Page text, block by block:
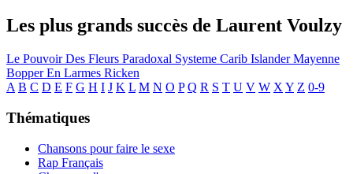
Les plus grands succès de Laurent Voulzy
Le Pouvoir Des Fleurs Paradoxal Systeme Carib IslanderMayenne
Bopper En Larmes Ricken
A B C D E F G H I J K L M N O P Q R S T U V W X Y Z 0-9
Thématiques
Chansons pour faire le sexe
Rap Français